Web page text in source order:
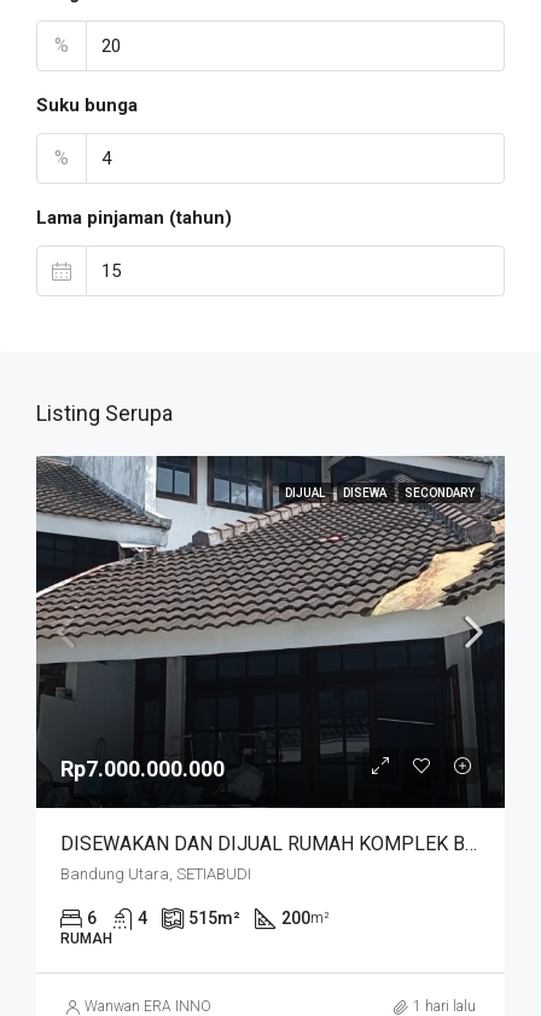
%
Suku bunga
%
Lama pinjaman (tahun)
Listing Serupa
DIJUAL DISEWA SECONDARY
Rp7.000.000.000
DISEWAKAN DAN DIJUAL RUMAH KOMPLEK BUDISARI HEGARMANAH SETIABUDI DKT SECAPA AD DAN YOGYA SUPERMARKET BANDUNG KOTA
Bandung Utara, SETIABUDI
6 4 515m² 200m²
RUMAH
Wanwan ERA INNO 1 hari lalu